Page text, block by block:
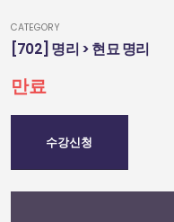
CATEGORY
[702] 명리 > 현묘 명리
만료
수강신청